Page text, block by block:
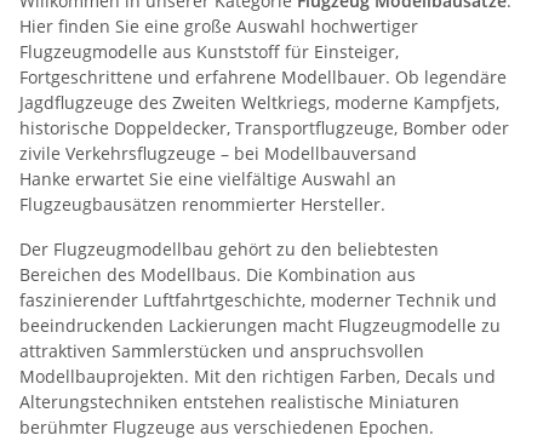
Hier finden Sie eine große Auswahl hochwertiger
Flugzeugmodelle aus Kunststoff für Einsteiger,
Fortgeschrittene und erfahrene Modellbauer. Ob legendäre
Jagdflugzeuge des Zweiten Weltkriegs, moderne Kampfjets,
historische Doppeldecker, Transportflugzeuge, Bomber oder
zivile Verkehrsflugzeuge – bei Modellbauversand
Hanke erwartet Sie eine vielfältige Auswahl an
Flugzeugbausätzen renommierter Hersteller.
Der Flugzeugmodellbau gehört zu den beliebtesten
Bereichen des Modellbaus. Die Kombination aus
faszinierender Luftfahrtgeschichte, moderner Technik und
beeindruckenden Lackierungen macht Flugzeugmodelle zu
attraktiven Sammlerstücken und anspruchsvollen
Modellbauprojekten. Mit den richtigen Farben, Decals und
Alterungstechniken entstehen realistische Miniaturen
berühmter Flugzeuge aus verschiedenen Epochen.